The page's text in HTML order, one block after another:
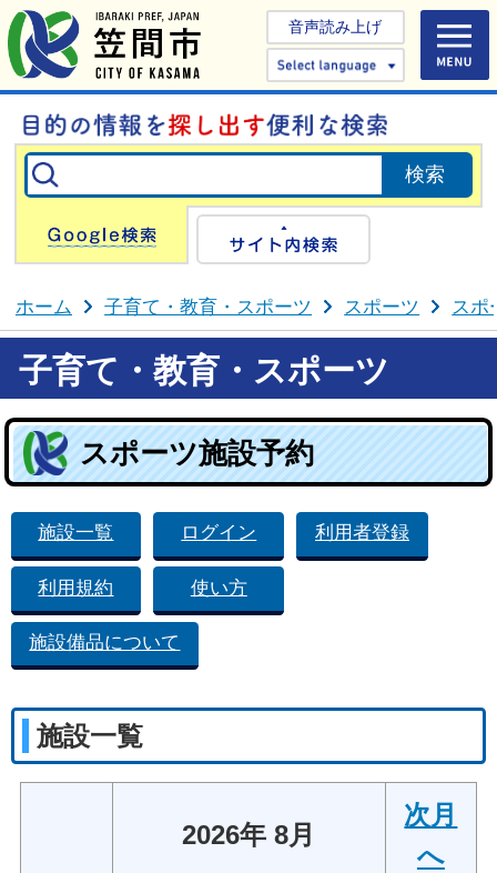
音声読み上げ
Select
Google検索
ホーム 子育て・教育・スポーツ スポーツ スポ
子育て・教育・スポーツ
スポーツ施設予約
施設一覧 ログイン 利用者登録
利用規約 使い方
施設備品について
施設一覧
2026年 8月
次月
へ